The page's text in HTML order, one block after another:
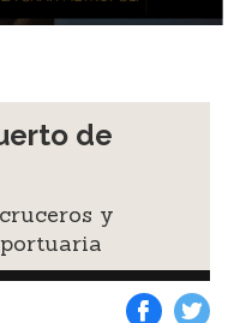
de
y